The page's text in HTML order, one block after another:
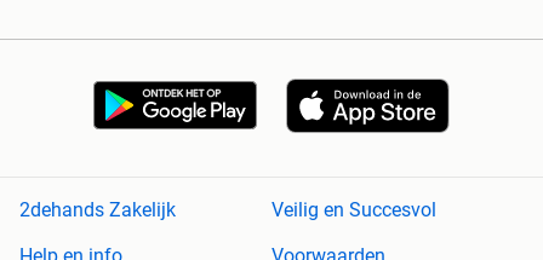
2dehands Zakelijk
Veilig en Succesvol